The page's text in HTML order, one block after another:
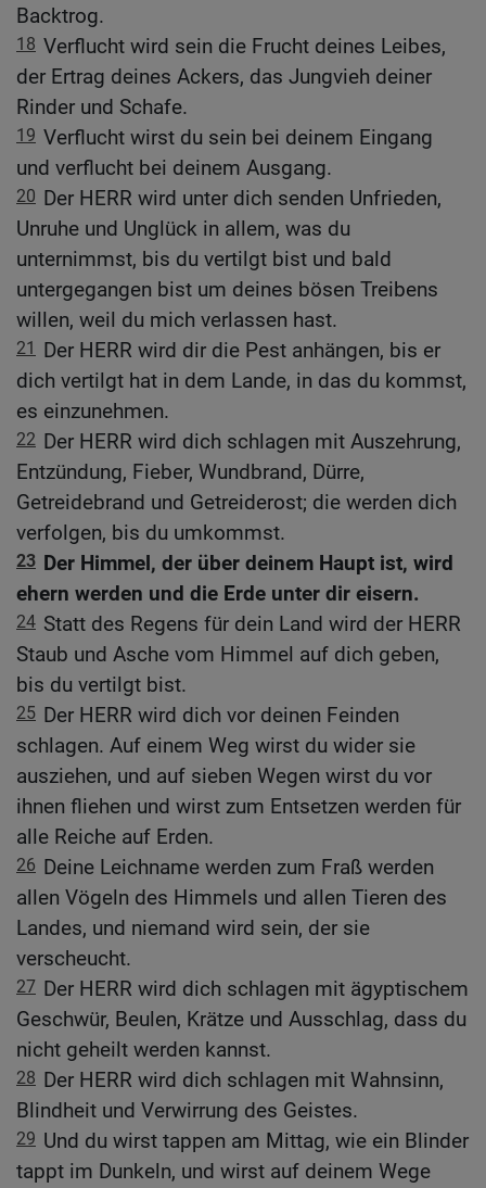
Backtrog.
18 Verflucht wird sein die Frucht deines Leibes,
der Ertrag deines Ackers, das Jungvieh deiner
Rinder und Schafe.
19 Verflucht wirst du sein bei deinem Eingang
und verflucht bei deinem Ausgang.
20 Der HERR wird unter dich senden Unfrieden,
Unruhe und Unglück in allem, was du
unternimmst, bis du vertilgt bist und bald
untergegangen bist um deines bösen Treibens
willen, weil du mich verlassen hast.
21
Der HERR wird dir die Pest anhängen, bis er
dich vertilgt hat in dem Lande, in das du kommst,
es einzunehmen.
22 Der HERR wird dich schlagen mit Auszehrung,
Entzündung, Fieber, Wundbrand, Dürre,
Getreidebrand und Getreiderost; die werden dich
verfolgen, bis du umkommst.
23 Der Himmel, der über deinem Haupt ist, wird
ehern werden und die Erde unter dir eisern.
24 Statt des Regens für dein Land wird der HERR
Staub und Asche vom Himmel auf dich geben,
bis du vertilgt bist.
25 Der HERR wird dich vor deinen Feinden
schlagen. Auf einem Weg wirst du wider sie
ausziehen, und auf sieben Wegen wirst du vor
ihnen fliehen und wirst zum Entsetzen werden für
alle Reiche auf Erden.
26 Deine Leichname werden zum Fraß werden
allen Vögeln des Himmels und allen Tieren des
Landes, und niemand wird sein, der sie
verscheucht.
27 Der HERR wird dich schlagen mit ägyptischem
Geschwür, Beulen, Krätze und Ausschlag, dass du
nicht geheilt werden kannst.
28 Der HERR wird dich schlagen mit Wahnsinn,
Blindheit und Verwirrung des Geistes.
29 Und du wirst tappen am Mittag, wie ein Blinder
tappt im Dunkeln, und wirst auf deinem Wege